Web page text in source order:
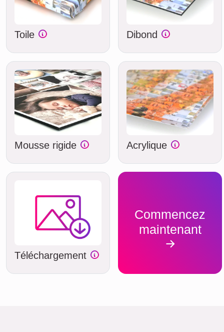
Toile Dibond
Mousse rigide Acrylique
Téléchargement
Commencez
maintenant